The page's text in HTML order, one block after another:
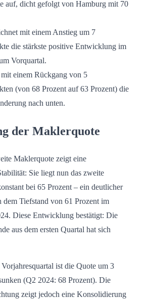
auf, dicht gefolgt von Hamburg mit 70
mit einem Anstieg um 7
die stärkste positive Entwicklung im
Vorquartal.
mit einem Rückgang von 5
(von 68 Prozent auf 63 Prozent) die
nach unten.
der Maklerquote
Maklerquote zeigt eine
Sie liegt nun das zweite
bei 65 Prozent – ein deutlicher
Tiefstand von 61 Prozent im
Diese Entwicklung bestätigt: Die
aus dem ersten Quartal hat sich
ist die Quote um 3
(Q2 2024: 68 Prozent). Die
zeigt jedoch eine Konsolidierung